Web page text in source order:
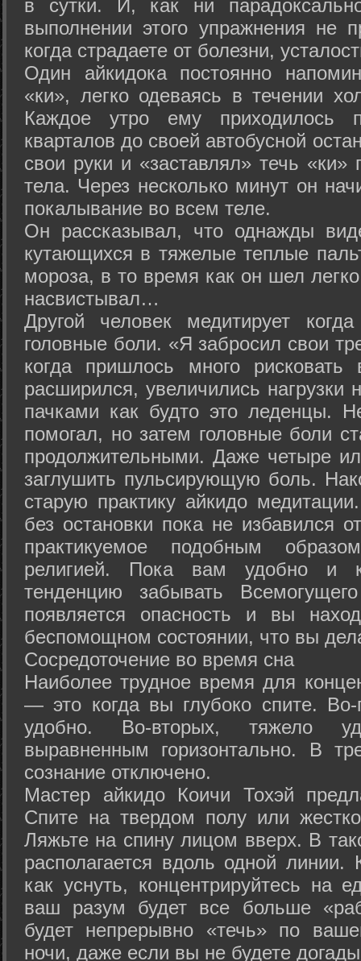
в сутки. И, как ни
выполнении этого упражнения не
когда страдаете от болезни,
Один айкидока постоянно
«ки», легко одеваясь в течении
Каждое утро ему приходилось
кварталов до своей автобусной
свои руки и «заставлял» течь «ки»
тела. Через несколько минут он
покалывание во всем теле.
Он рассказывал, что однажды
кутающихся в тяжелые теплые
мороза, в то время как он шел
насвистывал…
Другой человек медитирует
головные боли. «Я забросил свои
когда пришлось много
расширился, увеличились нагрузки
пачками как будто это леденцы.
помогал, но затем головные боли
продолжительными. Даже четыре
заглушить пульсирующую боль.
старую практику айкидо
без остановки пока не избавился
практикуемое подобным
религией. Пока вам удобно и
тенденцию забывать
появляется опасность и вы
беспомощном состоянии, что вы
Сосредоточение во время сна
Наиболее трудное время для
— это когда вы глубоко спите.
удобно. Во-вторых, тяжело
выравненным горизонтально. В
сознание отключено.
Мастер айкидо Коичи Тохэй
Спите на твердом полу или
Ляжьте на спину лицом вверх. В
располагается вдоль одной
как уснуть, концентрируйтесь на
ваш разум будет все больше
будет непрерывно «течь» по
ночи, даже если вы не будете